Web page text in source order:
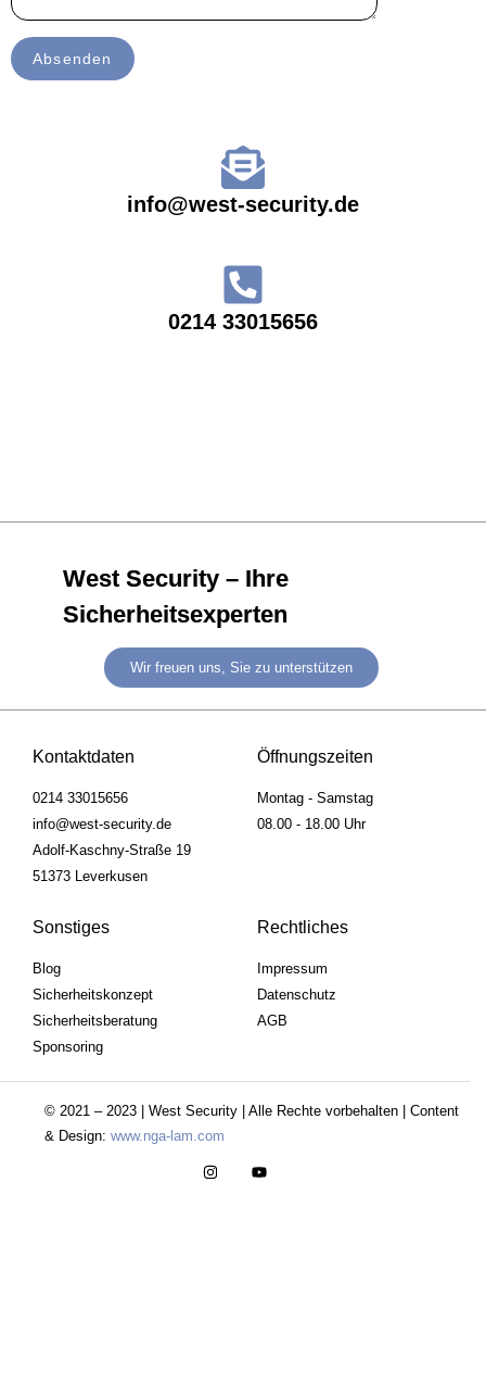
Absenden
info@west-security.de
0214 33015656
West Security – Ihre
Sicherheitsexperten
Wir freuen uns, Sie zu unterstützen
Kontaktdaten
0214 33015656
info@west-security.de
Adolf-Kaschny-Straße 19
51373 Leverkusen
Öffnungszeiten
Montag - Samstag
08.00 - 18.00 Uhr
Sonstiges
Blog
Sicherheitskonzept
Sicherheitsberatung
Sponsoring
Rechtliches
Impressum
Datenschutz
AGB
© 2021 – 2023 | West Security | Alle Rechte vorbehalten | Content
& Design: www.nga-lam.com